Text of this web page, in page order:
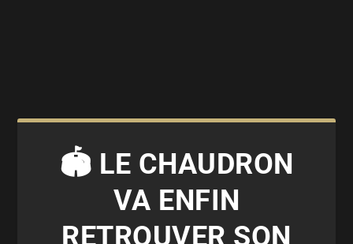
🏟 LE CHAUDRON
VA ENFIN
RETROUVER SON